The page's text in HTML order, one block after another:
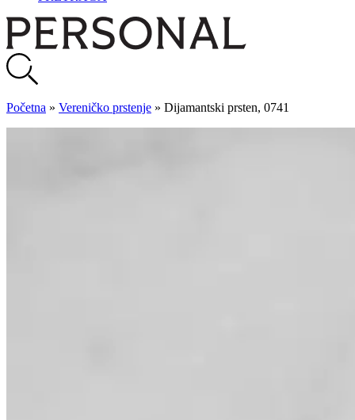
Početna » Vereničko prstenje » Dijamantski prsten, 0741